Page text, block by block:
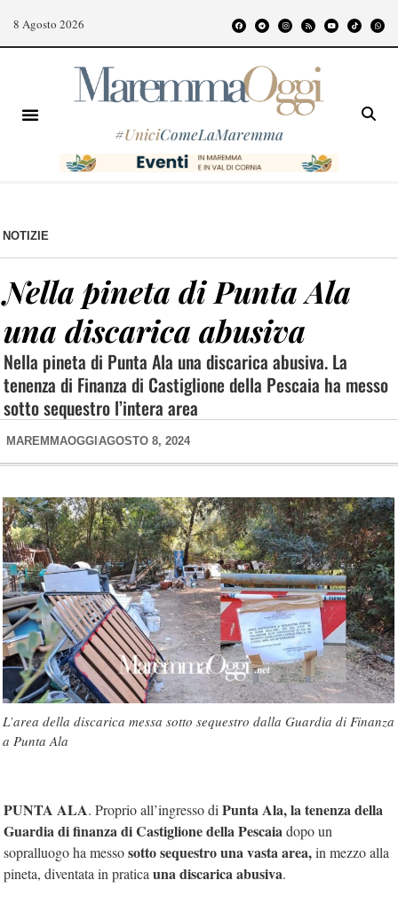
8 Agosto 2026
#UniciComeLaMaremma
NOTIZIE
Nella pineta di Punta Ala
una discarica abusiva
Nella pineta di Punta Ala una discarica abusiva. La
tenenza di Finanza di Castiglione della Pescaia ha messo
sotto sequestro l’intera area
MAREMMAOGGI AGOSTO 8, 2024
L’area della discarica messa sotto sequestro dalla Guardia di Finanza
a Punta Ala
PUNTA ALA. Proprio all’ingresso di Punta Ala, la tenenza della
Guardia di finanza di Castiglione della Pescaiadopo un
sopralluogo ha messosotto sequestro una vasta area,in mezzo alla
pineta, diventata in pratica una discarica abusiva.